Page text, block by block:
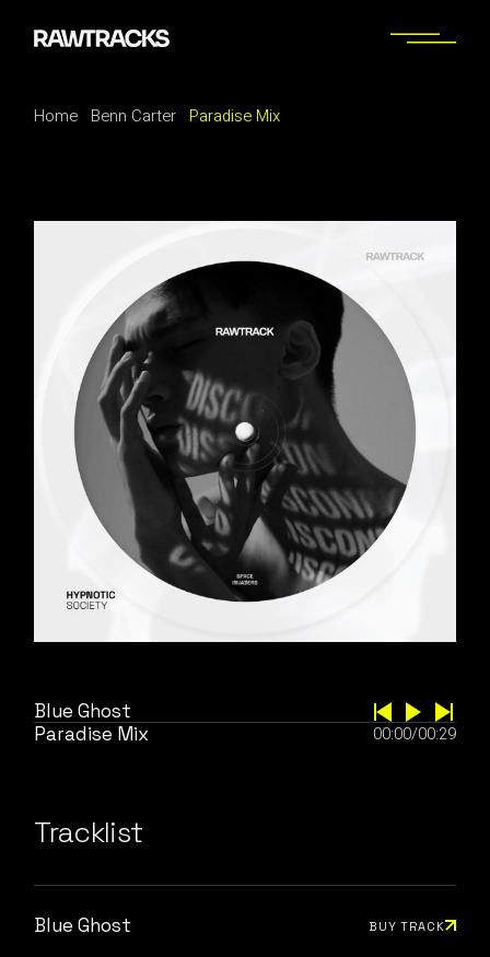
Home Benn Carter Paradise Mix
Blue Ghost
Paradise Mix
00:00/00:29
Tracklist
Blue Ghost BUY TRACK